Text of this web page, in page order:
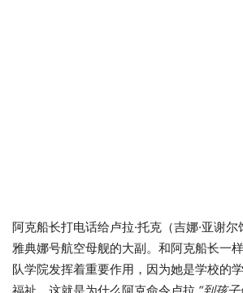
阿克船长打电话给卢拉·托克（吉娜·亚谢尔
雅典娜号航空母舰的大副。和阿克船长一
队学院发挥着重要作用，因为她是学校的